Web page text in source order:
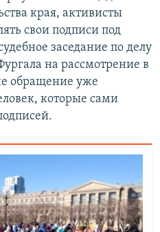
края, активисты
свои подписи под
заседание по делу
на рассмотрение в
обращение уже
которые сами